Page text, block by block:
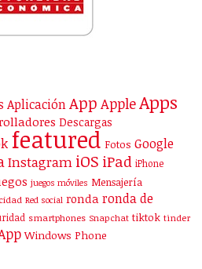
Aplicación App AppleApps
Descargas
featured Fotos Google
Instagram iOS iPad iPhone
juegos móviles Mensajería
Red social ronda ronda de
smartphones Snapchat tiktok tinder
Windows Phone